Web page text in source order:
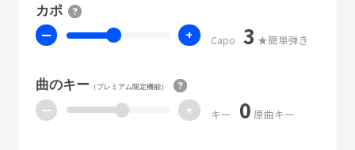
カポ
ー + Capo 3 ★簡単弾き
曲のキー（プレミアム限定機能）
ー + キー 0 原曲キー